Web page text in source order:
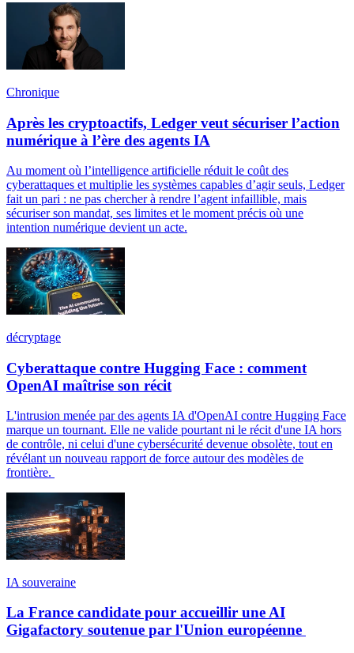
Chronique
Après les cryptoactifs, Ledger veut sécuriser l’action
numérique à l’ère des agents IA
Au moment où l’intelligence artificielle réduit le coût des
cyberattaques et multiplie les systèmes capables d’agir seuls, Ledger
fait un pari : ne pas chercher à rendre l’agent infaillible, mais
sécuriser son mandat, ses limites et le moment précis où une
intention numérique devient un acte.
décryptage
Cyberattaque contre Hugging Face : comment
OpenAI maîtrise son récit
L'intrusion menée par des agents IA d'OpenAI contre Hugging Face
marque un tournant. Elle ne valide pourtant ni le récit d'une IA hors
de contrôle, ni celui d'une cybersécurité devenue obsolète, tout en
révélant un nouveau rapport de force autour des modèles de
frontière.
IA souveraine
La France candidate pour accueillir une AI
Gigafactory soutenue par l'Union européenne